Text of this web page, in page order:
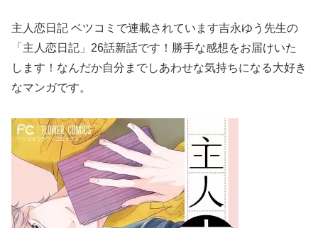
主人恋日記 ベツコミで連載されています吉永ゆう先生の
「主人恋日記」26話新話です！勝手な感想をお届けいた
します！なんだか自分までしあわせな気持ちになる大好き
なマンガです。